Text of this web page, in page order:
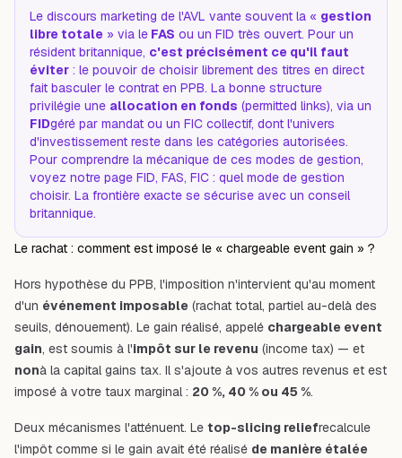
Le discours marketing de l'AVL vante souvent la « gestion
libre totale » via le FAS ou un FID très ouvert. Pour un
résident britannique, c'est précisément ce qu'il faut
éviter : le pouvoir de choisir librement des titres en direct
fait basculer le contrat en PPB. La bonne structure
privilégie une allocation en fonds (permitted links), via un
FIDgéré par mandat ou un FIC collectif, dont l'univers
d'investissement reste dans les catégories autorisées.
Pour comprendre la mécanique de ces modes de gestion,
voyez notre page FID, FAS, FIC : quel mode de gestion
choisir. La frontière exacte se sécurise avec un conseil
britannique.
Le rachat : comment est imposé le « chargeable event gain » ?
Hors hypothèse du PPB, l'imposition n'intervient qu'au moment
d'un événement imposable (rachat total, partiel au-delà des
seuils, dénouement). Le gain réalisé, appelé chargeable event
gain, est soumis à l'impôt sur le revenu (income tax) — et
nonà la capital gains tax. Il s'ajoute à vos autres revenus et est
imposé à votre taux marginal : 20 %, 40 % ou 45 %.
Deux mécanismes l'atténuent. Le top-slicing reliefrecalcule
l'impôt comme si le gain avait été réalisé de manière étalée